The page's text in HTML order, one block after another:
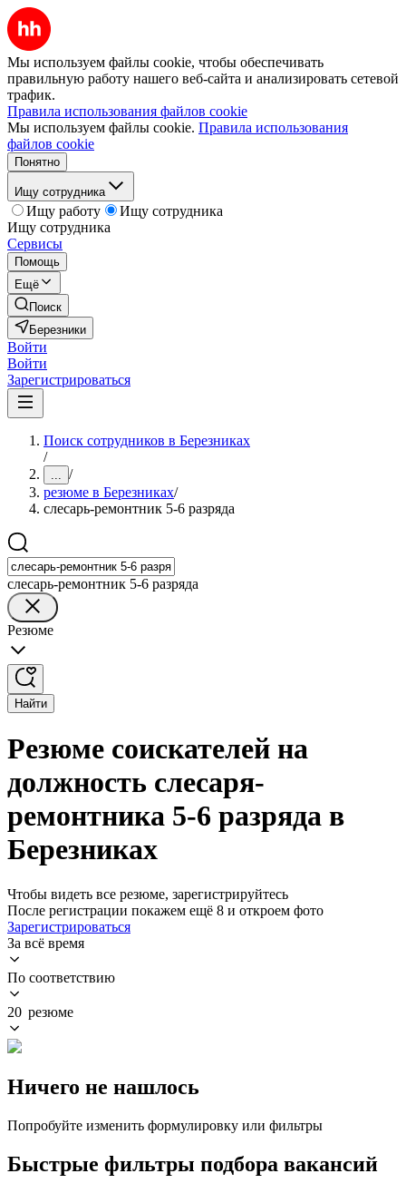
Мы используем файлы cookie, чтобы обеспечивать
правильную работу нашего веб-сайта и анализировать сетевой
трафик.
Правила использования файлов cookie
Мы используем файлы cookie. Правила использования
файлов cookie
Понятно
Ищу сотрудника
Ищу работу
Ищу сотрудника
Ищу сотрудника
Сервисы
Помощь
Ещё
Поиск
Березники
Войти
Войти
Зарегистрироваться
Поиск сотрудников в Березниках
/
... /
резюме в Березниках/
слесарь-ремонтник 5-6 разряда
слесарь-ремонтник 5-6 разряда
Резюме
Найти
Резюме соискателей на
должность слесаря-
ремонтника 5-6 разряда в
Березниках
Чтобы видеть все резюме, зарегистрируйтесь
После регистрации покажем ещё 8 и откроем фото
Зарегистрироваться
За всё время
По соответствию
20 резюме
Ничего не нашлось
Попробуйте изменить формулировку или фильтры
Быстрые фильтры подбора вакансий